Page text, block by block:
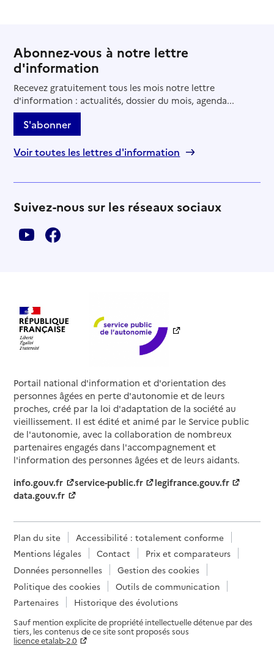
Abonnez-vous à notre lettre
d'information
Recevez gratuitement tous les mois notre lettre
d'information : actualités, dossier du mois, agenda...
S'abonner
Voir toutes les lettres d'information
Suivez-nous sur les réseaux sociaux
Portail national d'information et d'orientation des
personnes âgées en perte d'autonomie et de leurs
proches, créé par la loi d'adaptation de la société au
vieillissement. Il est édité et animé par le Service public
de l'autonomie, avec la collaboration de nombreux
partenaires engagés dans l'accompagnement et
l'information des personnes âgées et de leurs aidants.
info.gouv.fr
service-public.fr
legifrance.gouv.fr
data.gouv.fr
Plan du site
Accessibilité : totalement conforme
Mentions légales
Contact
Prix et comparateurs
Données personnelles
Gestion des cookies
Politique des cookies
Outils de communication
Partenaires
Historique des évolutions
Sauf mention explicite de propriété intellectuelle détenue par des
tiers, les contenus de ce site sont proposés sous
licence etalab-2.0